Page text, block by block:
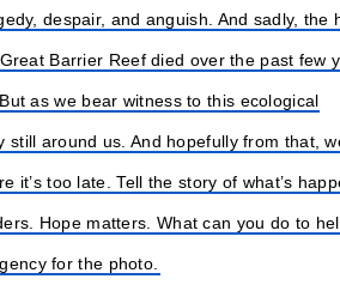
despair, and anguish. And sadly, the
Barrier Reef died over the past few
as we bear witness to this ecological
around us. And hopefully from that,
it’s too late. Tell the story of what’s
Hope matters. What can you do to
for the photo.